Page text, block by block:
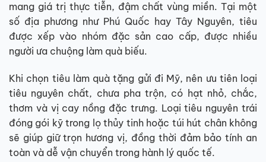
mang giá trị thực tiễn, đậm chất vùng miền. Tại một
số địa phương như Phú Quốc hay Tây Nguyên, tiêu
được xếp vào nhóm đặc sản cao cấp, được nhiều
người ưa chuộng làm quà biếu.
Khi chọn tiêu làm quà tặng gửi đi Mỹ, nên ưu tiên loại
tiêu nguyên chất, chưa pha trộn, có hạt nhỏ, chắc,
thơm và vị cay nồng đặc trưng. Loại tiêu nguyên trái
đóng gói kỹ trong lọ thủy tinh hoặc túi hút chân không
sẽ giúp giữ trọn hương vị, đồng thời đảm bảo tính an
toàn và dễ vận chuyển trong hành lý quốc tế.